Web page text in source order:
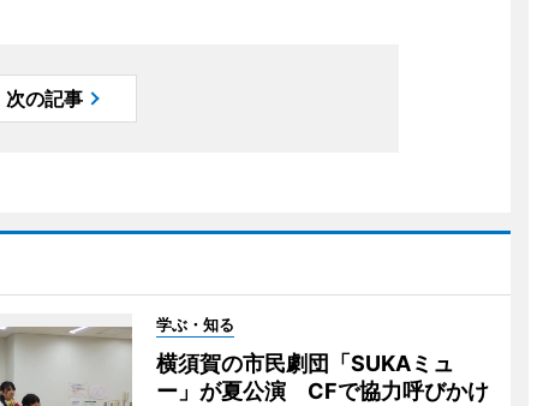
次の記事
学ぶ・知る
横須賀の市民劇団「SUKAミュ
ー」が夏公演 CFで協力呼びかけ